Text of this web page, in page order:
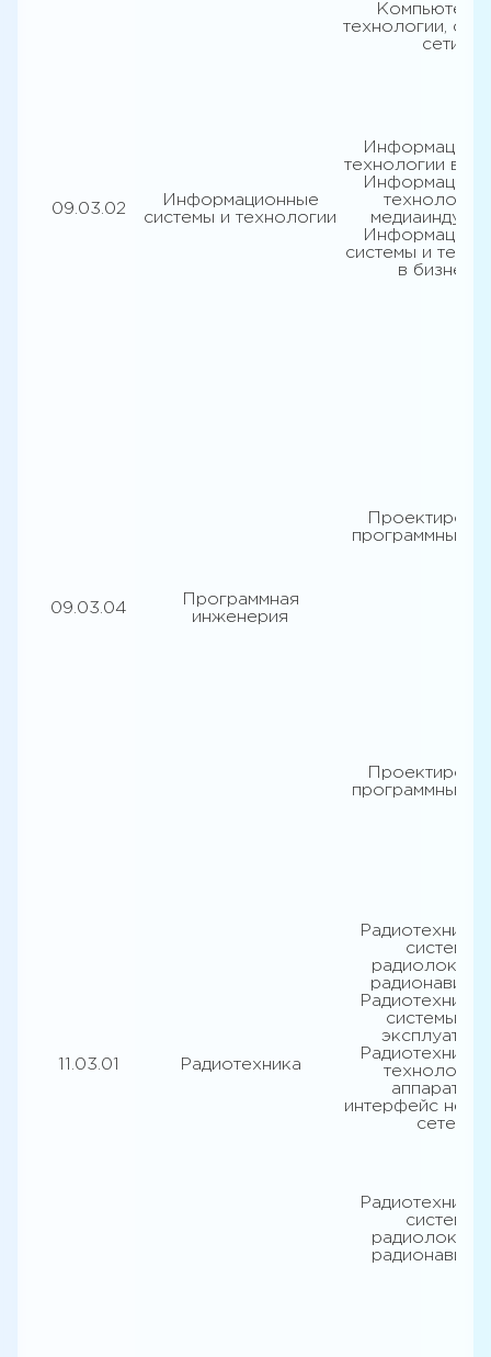
технологии,
сети
09.03.02
Информационные
системы и технологии
технологии в
технологии
системы и
в бизнесе
09.03.04
Программная
инженерия
программных
программных
11.03.01 Радиотехника
системы
системы и
технологии
аппаратный
интерфейс
сетей
системы